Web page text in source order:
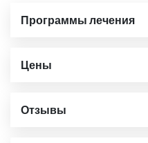
Программы лечения
Цены
Отзывы